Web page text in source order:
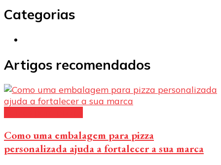
Categorias
Artigos recomendados
Como uma embalagem para pizza
personalizada ajuda a fortalecer a sua marca